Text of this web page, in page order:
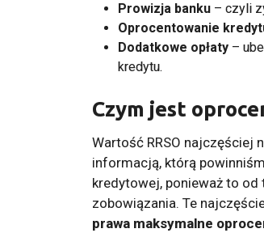
Prowizja banku – czyli
Oprocentowanie
Dodatkowe opłaty –
kredytu.
Czym jest
Wartość RRSO najczęściej
informacją, którą
kredytowej, ponieważ to
zobowiązania. Te
prawa maksymalne